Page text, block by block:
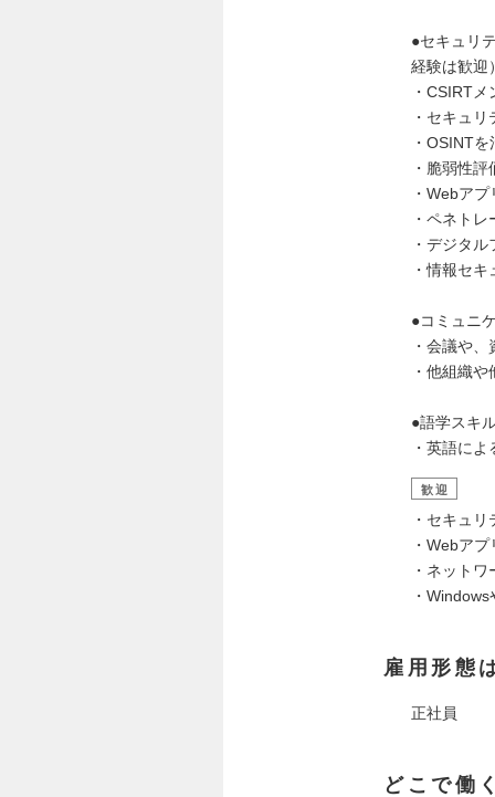
●セキュリ
経験は歓迎
・CSIRT
・セキュ
・OSINT
・脆弱性
・Webア
・ペネト
・デジタ
・情報セ
●コミュニ
・会議や
・他組織
●語学スキ
・英語に
歓迎
・セキュ
・Webア
・ネット
・
雇用形態
正社員
どこで働